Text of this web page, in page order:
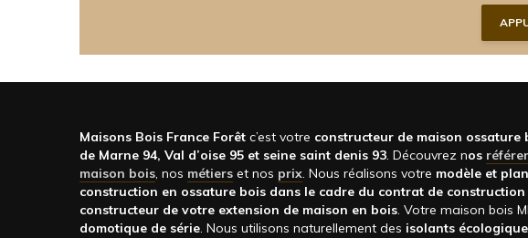
Maisons Bois France Forêt c’est votre constructeur de maison ossature
de Marne 94, Val d’oise 95 et seine saint denis 93. Découvrez nos
maison bois, nos métiers et nos prix. Nous réalisons votre modèle et
construction en ossature bois dans le cadre du contrat de
constructeur de votre extension de maison en bois. Votre maison bois
domotique de série. Nous utilisons naturellement des isolants